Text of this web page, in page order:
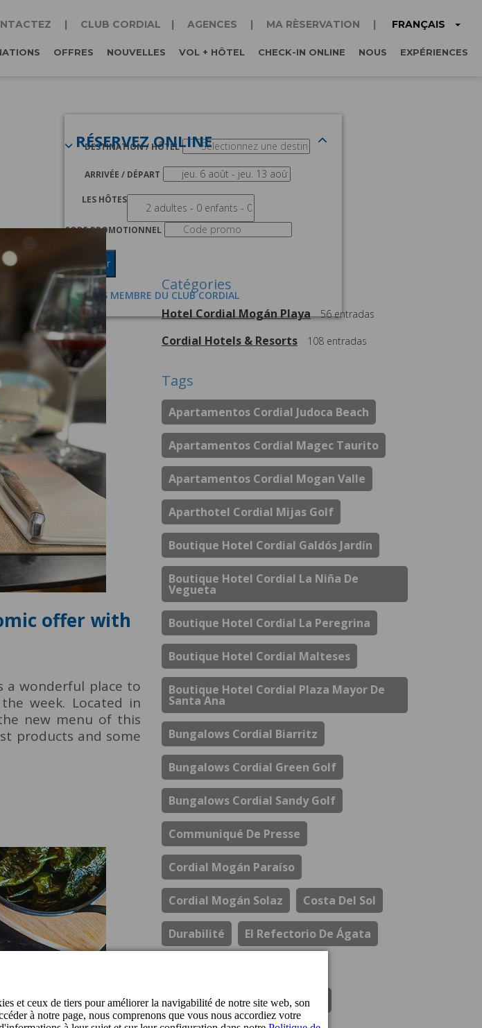
CLUB CORDIAL AGENCES MA RÈSERVATION FRANÇAIS
OFFRES NOUVELLES VOL + HÔTEL CHECK-IN ONLINE NOUS EXPÉRIENCES
RÉSERVEZ ONLINE
DESTINATION / HÔTEL
ARRIVÉE / DÉPART
LES HÔTES
CODE PROMOTIONNEL
Chercher
JE SUIS MEMBRE DU CLUB CORDIAL
offer with
a wonderful place to
week. Located in
new menu of this
products and some
Catégories
Hotel Cordial Mogán Playa 56 entradas
Cordial Hotels & Resorts 108 entradas
Tags
Apartamentos Cordial Judoca Beach
Apartamentos Cordial Magec Taurito
Apartamentos Cordial Mogan Valle
Aparthotel Cordial Mijas Golf
Boutique Hotel Cordial Galdós Jardín
Boutique Hotel Cordial La Niña De
Vegueta
Boutique Hotel Cordial La Peregrina
Boutique Hotel Cordial Malteses
Boutique Hotel Cordial Plaza Mayor De
Santa Ana
Bungalows Cordial Biarritz
Bungalows Cordial Green Golf
Bungalows Cordial Sandy Golf
Communiqué De Presse
Cordial Mogán Paraíso
Cordial Mogán Solaz Costa Del Sol
Durabilité El Refectorio De Ágata
Hotel Cordial Marina Blanca